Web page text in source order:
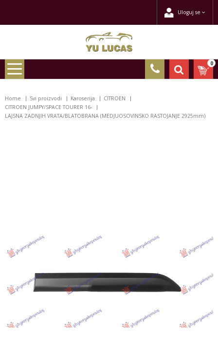
Uloguj se
0
Home Svi proizvodi Karoserija
CITROEN
CITROEN JUMPY/SPACE TOURER 16-
LAJSNA ZADNJIH VRATA/BLATOBRANA (MEDJUOSOVINSKO RASTOJANJE 2925mm)